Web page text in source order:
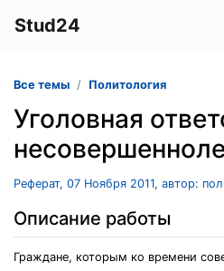
Stud24
Все темы Политология
Уголовная
Реферат, 07 Ноября 2011, автор:
Описание работы
Граждане, которым ко времени